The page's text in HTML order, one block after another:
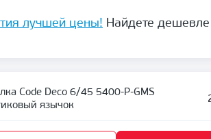
лучшей цены! Найдете
Code Deco 6/45 5400-P-GMS
язычок